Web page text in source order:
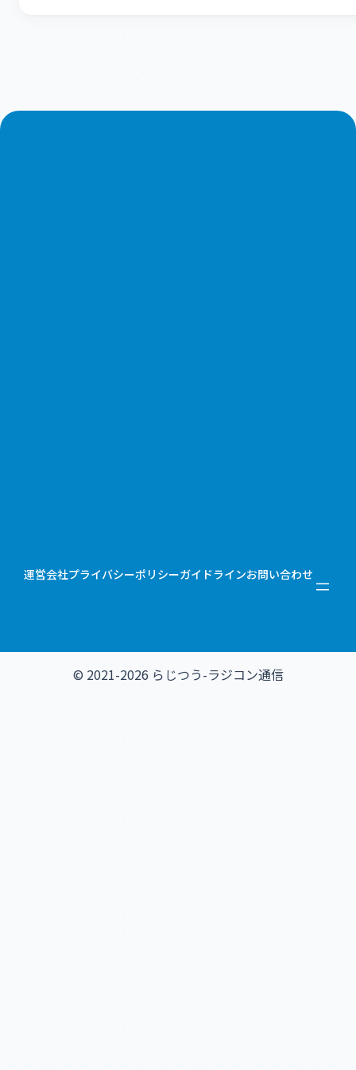
運営会社プライバシーポリシーガイドラインお問い合わせ
© 2021-2026 らじつう-ラジコン通信